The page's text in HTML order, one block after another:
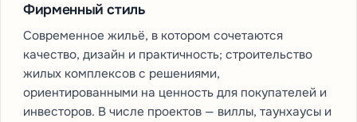
Фирменный стиль
Современное жильё, в котором сочетаются
качество, дизайн и практичность; строительство
жилых комплексов с решениями,
ориентированными на ценность для покупателей и
инвесторов. В числе проектов — виллы, таунхаусы и